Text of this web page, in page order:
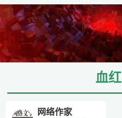
血红
网络作家